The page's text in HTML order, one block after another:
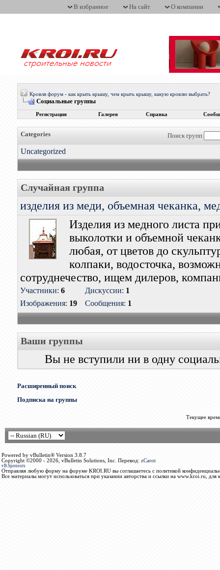
В избранное На сайт О компании
Кровля форум - как крыть крышу, чем крыть крышу, какую кровлю выбрать?
Социальные группы
Регистрация Галерея Справка
Поиск групп
Categories
Uncategorized
Случайная группа
изделия из меди, объемная чеканка,
Изделия из медного листа
выколотки и объемной
любая, от цветов до
колпаки, водосточка,
сотруднечество, ищем дилеров,
Участники: 6
Изображения: 19
Дискуссии: 1
Сообщения: 1
Ваши группы
Вы не вступили ни в одну
Расширенный поиск
Подписка на группы
Текущее
Powered by vBulletin® Version 3.8.7
Copyright ©2000 - 2026, vBulletin Solutions, Inc. Перевод: zCarot
vB.Sponsors
Отправляя любую форму на форуме KROI.RU вы соглашаетесь с политикой
Все материалы могут использоваться при указании авторства и ссылки на www.kroi.ru, для